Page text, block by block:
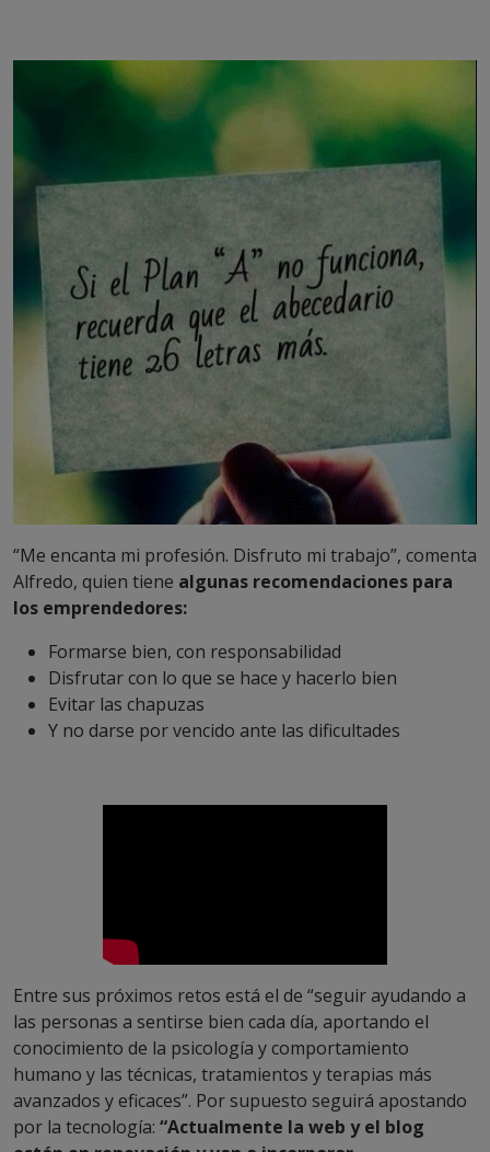
“Me encanta mi profesión. Disfruto mi trabajo”, comenta
Alfredo, quien tiene algunas recomendaciones para
los emprendedores:
Formarse bien, con responsabilidad
Disfrutar con lo que se hace y hacerlo bien
Evitar las chapuzas
Y no darse por vencido ante las dificultades
Entre sus próximos retos está el de “seguir ayudando a
las personas a sentirse bien cada día, aportando el
conocimiento de la psicología y comportamiento
humano y las técnicas, tratamientos y terapias más
avanzados y eficaces”. Por supuesto seguirá apostando
por la tecnología: “Actualmente la web y el blog